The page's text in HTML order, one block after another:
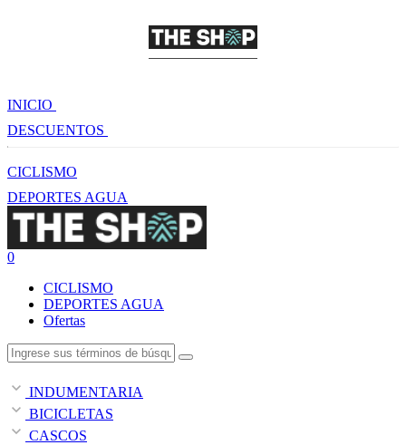
INICIO
DESCUENTOS
CICLISMO
DEPORTES AGUA
0
CICLISMO
DEPORTES AGUA
Ofertas
INDUMENTARIA
BICICLETAS
CASCOS